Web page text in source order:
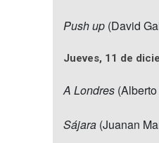
Push up (David
Jueves, 11 de
A Londres
Sájara (Juanan